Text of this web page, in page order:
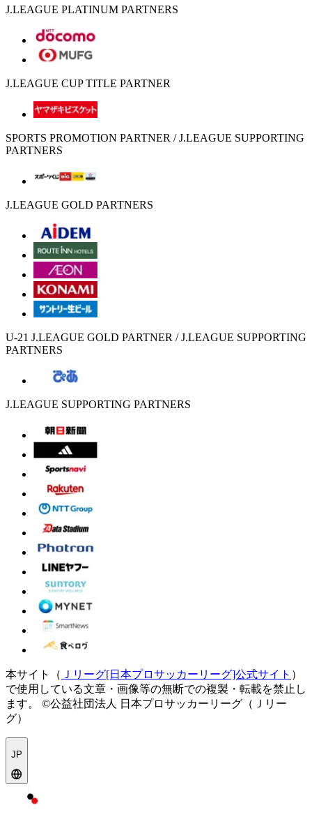
J.LEAGUE PLATINUM PARTNERS
J.LEAGUE CUP TITLE PARTNER
SPORTS PROMOTION PARTNER / J.LEAGUE SUPPORTING
PARTNERS
J.LEAGUE GOLD PARTNERS
U-21 J.LEAGUE GOLD PARTNER / J.LEAGUE SUPPORTING
PARTNERS
J.LEAGUE SUPPORTING PARTNERS
本サイト（ Ｊリーグ[日本プロサッカーリーグ]公式サイト ）
で使用している文章・画像等の無断での複製・転載を禁止し
ます。
©公益社団法人 日本プロサッカーリーグ（Ｊリー
グ）
JP